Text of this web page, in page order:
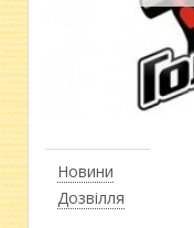
Новини
Дозвілля